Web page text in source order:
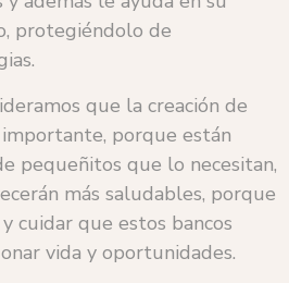
protegiéndolo de
que la creación de
porque están
pequeñitos que lo necesitan,
más saludables, porque
cuidar que estos bancos
vida y oportunidades.